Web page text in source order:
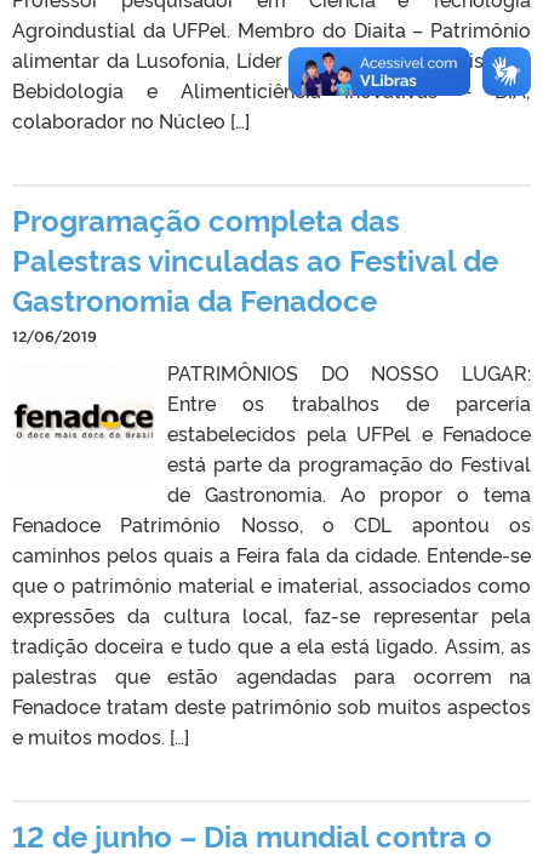
Agroindustial da UFPel. Membro do Diaita – Patrimônio
alimentar da Lusofonia, Líder de Grupo de pesquisa em
Bebidologia e Alimenticiência Inovativas – BIA;
colaborador no Núcleo […]
Programação completa das
Palestras vinculadas ao Festival de
Gastronomia da Fenadoce
12/06/2019
PATRIMÔNIOS DO NOSSO LUGAR:
Entre os trabalhos de parceria
estabelecidos pela UFPel e Fenadoce
está parte da programação do Festival
de Gastronomia. Ao propor o tema
Fenadoce Patrimônio Nosso, o CDL apontou os
caminhos pelos quais a Feira fala da cidade. Entende-se
que o patrimônio material e imaterial, associados como
expressões da cultura local, faz-se representar pela
tradição doceira e tudo que a ela está ligado. Assim, as
palestras que estão agendadas para ocorrem na
Fenadoce tratam deste patrimônio sob muitos aspectos
e muitos modos. […]
12 de junho – Dia mundial contra o